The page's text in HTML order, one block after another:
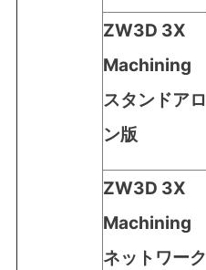
ZW3D 3X
Machining
スタンドアロ
ン版
ZW3D 3X
Machining
ネットワーク